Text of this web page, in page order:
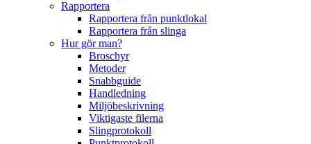
Rapportera
Rapportera från punktlokal
Rapportera från slinga
Hur gör man?
Broschyr
Metoder
Snabbguide
Handledning
Miljöbeskrivning
Viktigaste filerna
Slingprotokoll